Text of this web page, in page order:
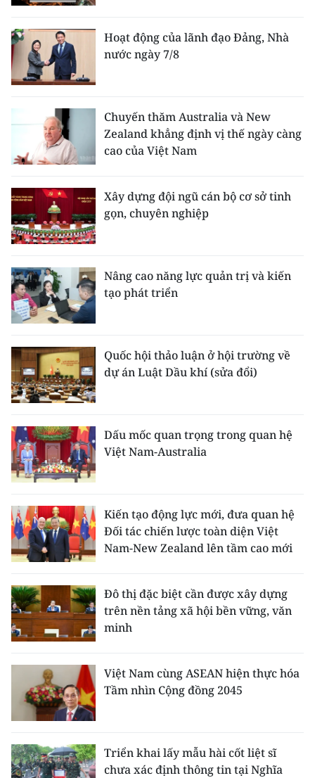
Hoạt động của lãnh đạo Đảng, Nhà
nước ngày 7/8
Chuyến thăm Australia và New
Zealand khẳng định vị thế ngày càng
cao của Việt Nam
Xây dựng đội ngũ cán bộ cơ sở tinh
gọn, chuyên nghiệp
Nâng cao năng lực quản trị và kiến
tạo phát triển
Quốc hội thảo luận ở hội trường về
dự án Luật Dầu khí (sửa đổi)
Dấu mốc quan trọng trong quan hệ
Việt Nam-Australia
Kiến tạo động lực mới, đưa quan hệ
Đối tác chiến lược toàn diện Việt
Nam-New Zealand lên tầm cao mới
Đô thị đặc biệt cần được xây dựng
trên nền tảng xã hội bền vững, văn
minh
Việt Nam cùng ASEAN hiện thực hóa
Tầm nhìn Cộng đồng 2045
Triển khai lấy mẫu hài cốt liệt sĩ
chưa xác định thông tin tại Nghĩa